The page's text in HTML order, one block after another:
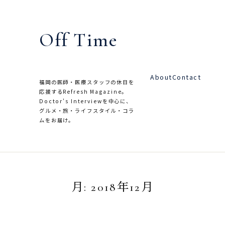
Off Time
福岡の医師・医療スタッフの休日を
応援するRefresh Magazine。
Doctor's Interviewを中心に、
グルメ・旅・ライフスタイル・コラ
ムをお届け。
AboutContact
月: 2018年12月